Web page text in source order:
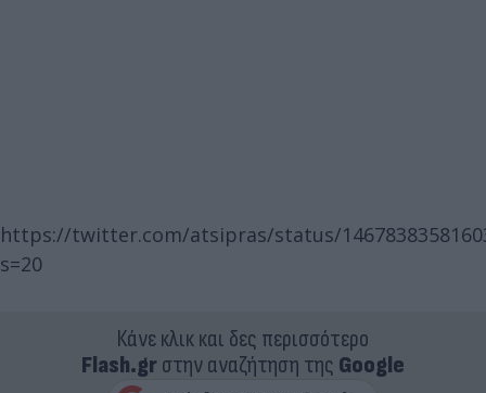
https://twitter.com/atsipras/status/
s=20
Κάνε κλικ και δες περισσότερο
Flash.grστην αναζήτηση της Google